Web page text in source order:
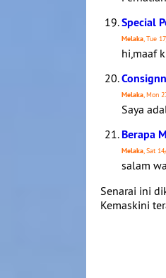
Special
Melaka, Tue
hi,maaf
Melaka, Mon
Saya
Berapa
Melaka, Sat
salam
Senarai ini
Kemaskini